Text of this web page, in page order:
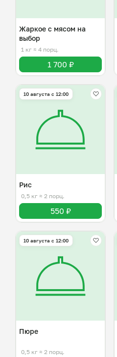
Жаркое с мясом на
выбор
1 кг ≈ 4 порц.
1 700 ₽
10 августа с 12:00
Рис
0,5 кг ≈ 2 порц.
550 ₽
10 августа с 12:00
Пюре
0,5 кг ≈ 2 порц.